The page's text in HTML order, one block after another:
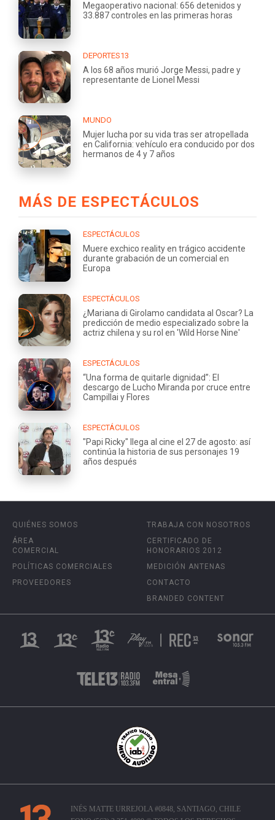
Megaoperativo nacional: 656 detenidos y
33.887 controles en las primeras horas
DEPORTES13
A los 68 años murió Jorge Messi, padre y
representante de Lionel Messi
MUNDO
Mujer lucha por su vida tras ser atropellada
en California: vehículo era conducido por dos
hermanos de 4 y 7 años
MÁS DE ESPECTÁCULOS
ESPECTÁCULOS
Muere exchico reality en trágico accidente
durante grabación de un comercial en
Europa
ESPECTÁCULOS
¿Mariana di Girolamo candidata al Oscar? La
predicción de medio especializado sobre la
actriz chilena y su rol en 'Wild Horse Nine'
ESPECTÁCULOS
“Una forma de quitarle dignidad”: El
descargo de Lucho Miranda por cruce entre
Campillai y Flores
ESPECTÁCULOS
"Papi Ricky" llega al cine el 27 de agosto: así
continúa la historia de sus personajes 19
años después
QUIÉNES SOMOS
ÁREA
COMERCIAL
POLÍTICAS COMERCIALES
PROVEEDORES
TRABAJA CON NOSOTROS
CERTIFICADO DE
HONORARIOS 2012
MEDICIÓN ANTENAS
CONTACTO
BRANDED CONTENT
INÉS MATTE URREJOLA #0848, SANTIAGO, CHILE